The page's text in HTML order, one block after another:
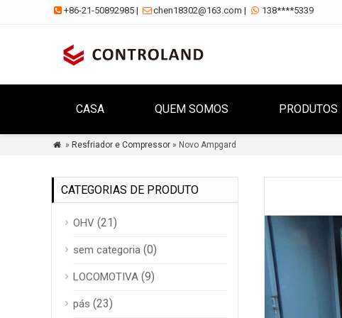
 +86-21-50892985 | chen18302@163.com |  138****5339
CASA QUEM SOMOS PRODUTOS
 » Resfriador e Compressor» Novo Ampgard
CATEGORIAS DE PRODUTO
OHV (21)
sem categoria (0)
LOCOMOTIVA (9)
pás (23)